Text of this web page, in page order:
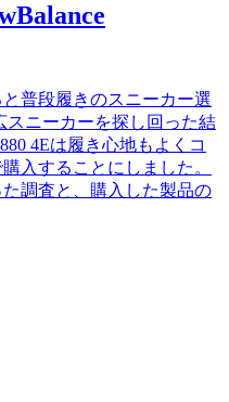
普段履きのスニーカー選
スニーカーを探し回った結
4Eは履き心地もよくコ
入することにしました。
調査と、購入した製品の